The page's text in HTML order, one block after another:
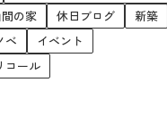
の家 休日ブログ
新築
ベ
イベント
コール